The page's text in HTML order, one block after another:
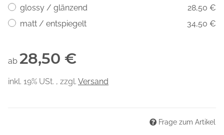
glossy / glänzend
28,50 €
matt / entspiegelt
34,50 €
ab 28,50 €
inkl. 19% USt. , zzgl. Versand
Frage zum Artikel